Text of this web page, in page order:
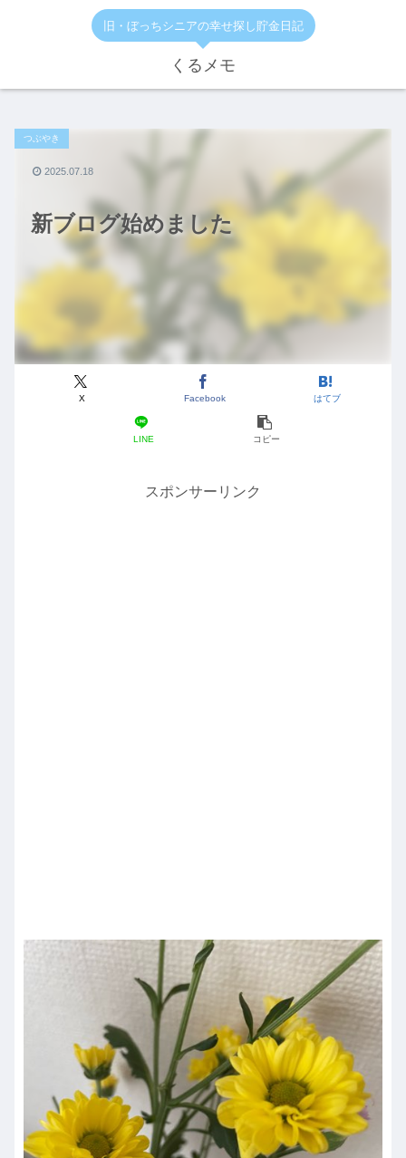
旧・ぼっちシニアの幸せ探し貯金日記
くるメモ
新ブログ始めました
つぶやき
X Facebook はてブ
LINE コピー
2025.07.18
スポンサーリンク